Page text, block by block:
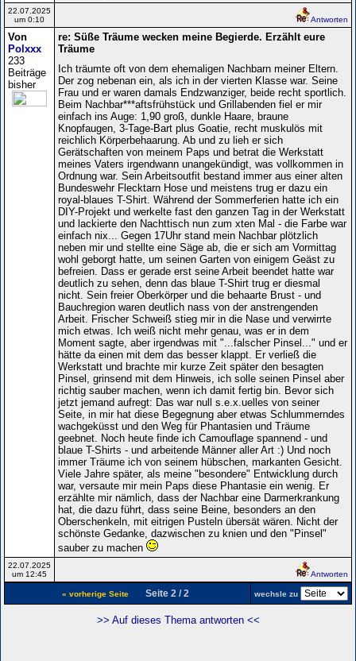
22.07.2025
um 0:10
Antworten
Von
Polxxx
233
Beiträge
bisher
re: Süße Träume wecken meine Begierde. Erzählt eure
Träume
Ich träumte oft von dem ehemaligen Nachbarn meiner Eltern.
Der zog nebenan ein, als ich in der vierten Klasse war. Seine
Frau und er waren damals Endzwanziger, beide recht sportlich.
Beim Nachbar***aftsfrühstück und Grillabenden fiel er mir
einfach ins Auge: 1,90 groß, dunkle Haare, braune
Knopfaugen, 3-Tage-Bart plus Goatie, recht muskulös mit
reichlich Körperbehaarung. Ab und zu lieh er sich
Gerätschaften von meinem Paps und betrat die Werkstatt
meines Vaters irgendwann unangekündigt, was vollkommen in
Ordnung war. Sein Arbeitsoutfit bestand immer aus einer alten
Bundeswehr Flecktarn Hose und meistens trug er dazu ein
royal-blaues T-Shirt. Während der Sommerferien hatte ich ein
DIY-Projekt und werkelte fast den ganzen Tag in der Werkstatt
und lackierte den Nachttisch nun zum xten Mal - die Farbe war
einfach nix... Gegen 17Uhr stand mein Nachbar plötzlich
neben mir und stellte eine Säge ab, die er sich am Vormittag
wohl geborgt hatte, um seinen Garten von einigem Geäst zu
befreien. Dass er gerade erst seine Arbeit beendet hatte war
deutlich zu sehen, denn das blaue T-Shirt trug er diesmal
nicht. Sein freier Oberkörper und die behaarte Brust - und
Bauchregion waren deutlich nass von der anstrengenden
Arbeit. Frischer Schweiß stieg mir in die Nase und verwirrte
mich etwas. Ich weiß nicht mehr genau, was er in dem
Moment sagte, aber irgendwas mit "...falscher Pinsel..." und er
hätte da einen mit dem das besser klappt. Er verließ die
Werkstatt und brachte mir kurze Zeit später den besagten
Pinsel, grinsend mit dem Hinweis, ich solle seinen Pinsel aber
richtig sauber machen, wenn ich damit fertig bin. Bevor sich
jetzt jemand aufregt: Das war null s.e.x.uelles von seiner
Seite, in mir hat diese Begegnung aber etwas Schlummerndes
wachgeküsst und den Weg für Phantasien und Träume
geebnet. Noch heute finde ich Camouflage spannend - und
blaue T-Shirts - und arbeitende Männer aller Art :) Und noch
immer Träume ich von seinem hübschen, markanten Gesicht.
Viele Jahre später, als meine "besondere" Entwicklung durch
war, versaute mir mein Paps diese Phantasie ein wenig. Er
erzählte mir nämlich, dass der Nachbar eine Darmerkrankung
hat, die dazu führt, dass seine Beine, besonders an den
Oberschenkeln, mit eitrigen Pusteln übersät wären. Nicht der
schönste Gedanke, dazwischen zu knien und den "Pinsel"
sauber zu machen
22.07.2025
um 12:45
Antworten
« vorherige SeiteSeite 2 / 2 wechsle zu
>> Auf dieses Thema antworten <<